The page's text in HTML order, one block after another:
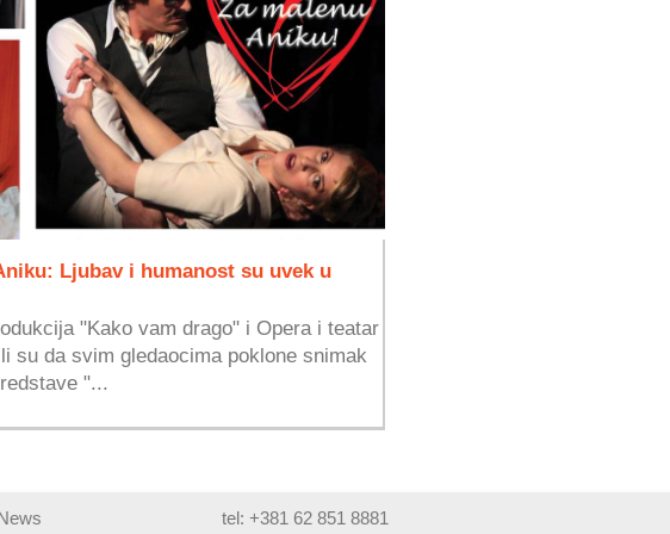
Ljubav i humanost su uvek u
"Kako vam drago" i Opera i teatar
su da svim gledaocima poklone snimak
"...
tel: +381 62 851 8881